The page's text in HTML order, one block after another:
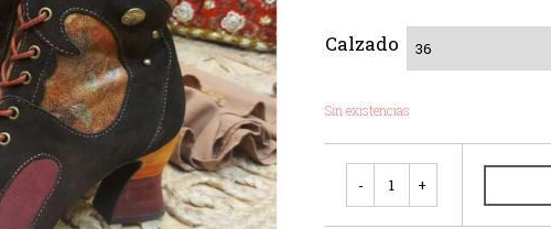
Calzado
Sin existencias